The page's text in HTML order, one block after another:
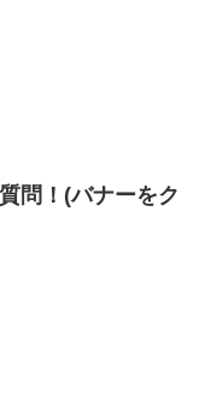
問！ (バナーをク